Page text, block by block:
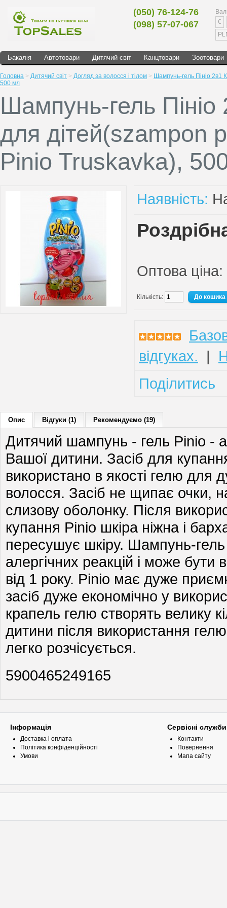
(050) 76-124-76
(098) 57-07-067
€
Бакалія Автотовари Дитячий світ Канцтовари Зоотовари
Головна > Дитячий світ > Догляд за волосся і тілом > Шампунь-гель Пініо 2в1
500 мл
Шампунь-гель Пініо
для дітей(szampon
Pinio Truskavka),
Наявність:
Оптова
Кількість:
відгуках. |
Поділитись
Опис Відгуки (1) Рекомендуємо (19)
Дитячий шампунь - гель Pinio -
Вашої дитини. Засіб для
використано в якості гелю для
волосся. Засіб не щипає очки,
слизову оболонку. Після
купання Pinio шкіра ніжна і
пересушує шкіру. Шампунь-
алергічних реакцій і може бути
від 1 року. Pinio має дуже
засіб дуже економічно у
крапель гелю створять велику
дитини після використання
легко розчісується.
5900465249165
Інформація
Доставка і оплата
Політика конфіденційності
Умови
Сервісні служби
Контакти
Повернення
Мапа сайту